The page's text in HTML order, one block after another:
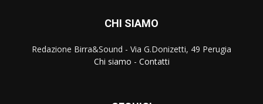
CHI SIAMO
Redazione Birra&Sound - Via G.Donizetti, 49 Perugia
Chi siamo - Contatti